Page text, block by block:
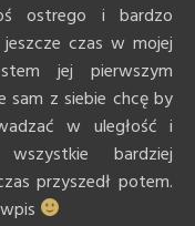
ostrego i bardzo
czas w mojej
jej pierwszym
sam z siebie chcę by
w uległość i
bardziej
przyszedł potem.